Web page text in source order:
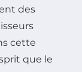
des
cette
que le